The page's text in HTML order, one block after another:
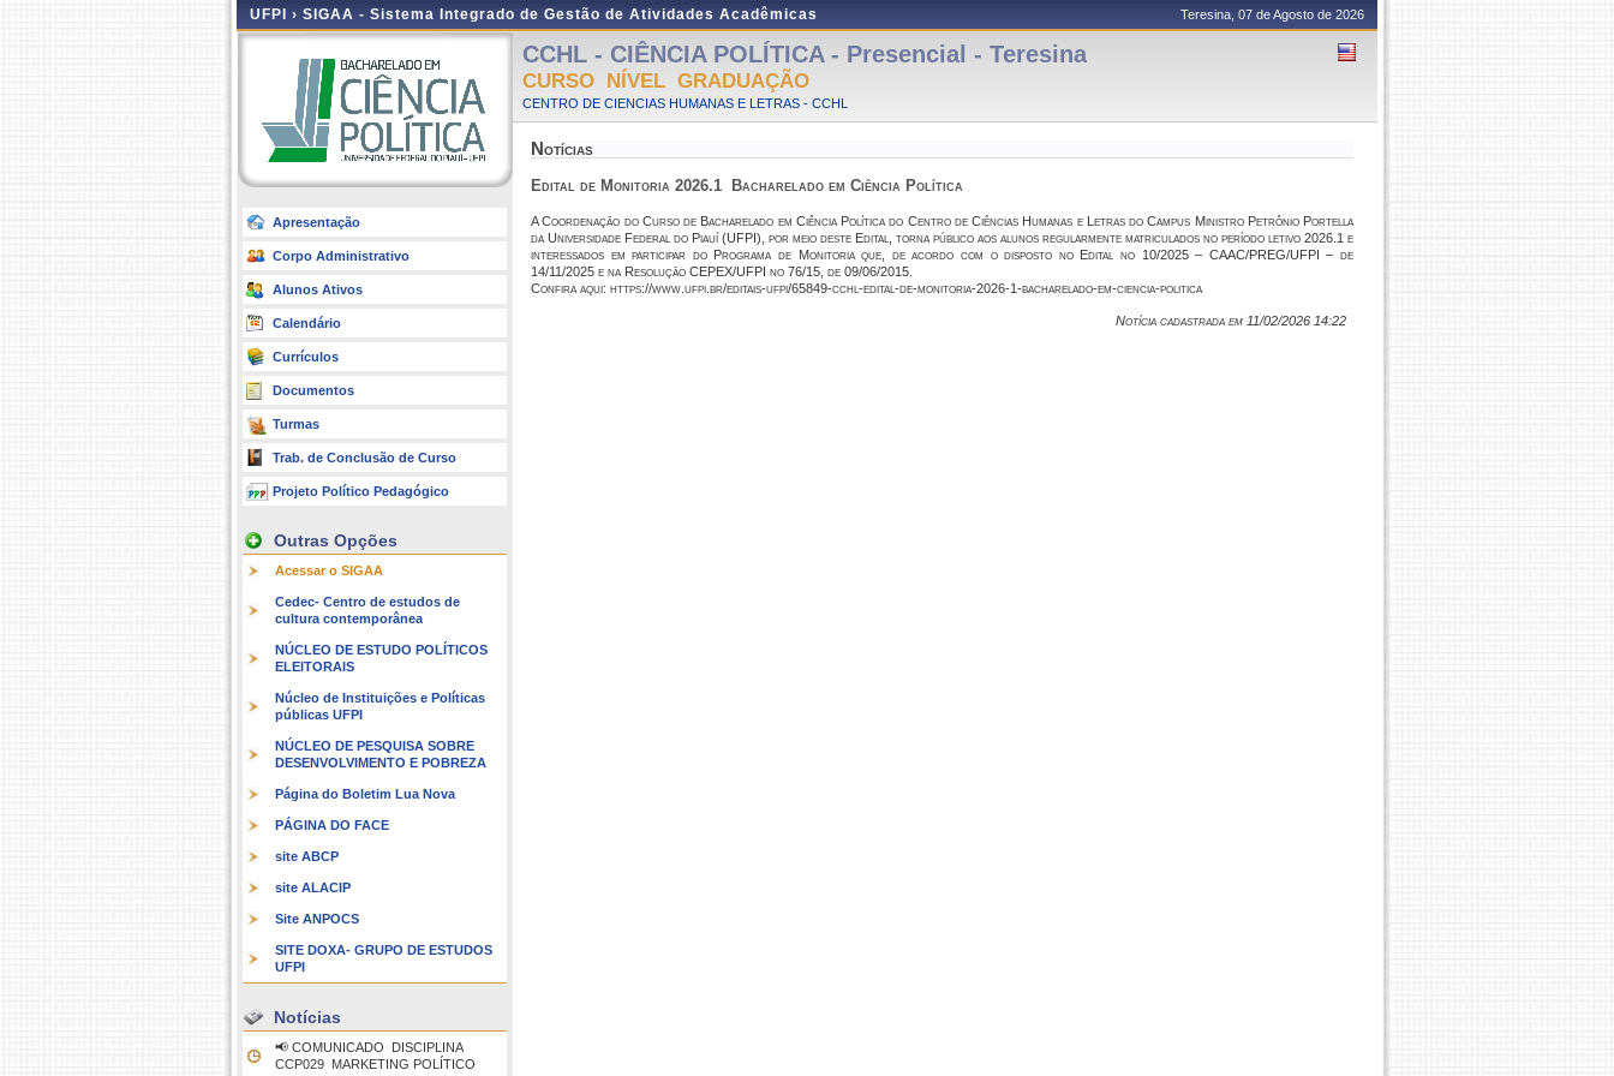
UFPI › SIGAA - Sistema Integrado de Gestão de Atividades Acadêmicas Teresina, 07 de Agosto de 2026
Apresentação
Corpo Administrativo
Alunos Ativos
Calendário
Currículos
Documentos
Turmas
Trab. de Conclusão de Curso
Projeto Político Pedagógico
Outras Opções
Acessar o SIGAA
Cedec- Centro de estudos de
cultura contemporânea
NÚCLEO DE ESTUDO POLÍTICOS
ELEITORAIS
Núcleo de Instituições e Políticas
públicas UFPI
NÚCLEO DE PESQUISA SOBRE
DESENVOLVIMENTO E POBREZA
Página do Boletim Lua Nova
PÁGINA DO FACE
site ABCP
site ALACIP
Site ANPOCS
SITE DOXA- GRUPO DE ESTUDOS
UFPI
Notícias
📢 COMUNICADO  DISCIPLINA
CCP029  MARKETING POLÍTICO
CCHL - CIÊNCIA POLÍTICA - Presencial - Teresina
CURSO NÍVEL GRADUAÇÃO
CENTRO DE CIENCIAS HUMANAS E LETRAS - CCHL
Notícias
Edital de Monitoria 2026.1  Bacharelado em Ciência Política
A Coordenação do Curso de Bacharelado em Ciência Política do Centro de Ciências Humanas e Letras do Campus Ministro Petrônio Portella
da Universidade Federal do Piauí (UFPI), por meio deste Edital, torna público aos alunos regularmente matriculados no período letivo 2026.1 e
interessados em participar do Programa de Monitoria que, de acordo com o disposto no Edital no 10/2025 – CAAC/PREG/UFPI – de
14/11/2025 e na Resolução CEPEX/UFPI no 76/15, de 09/06/2015.
Confira aqui: https://www.ufpi.br/editais-ufpi/65849-cchl-edital-de-monitoria-2026-1-bacharelado-em-ciencia-politica
Notícia cadastrada em 11/02/2026 14:22